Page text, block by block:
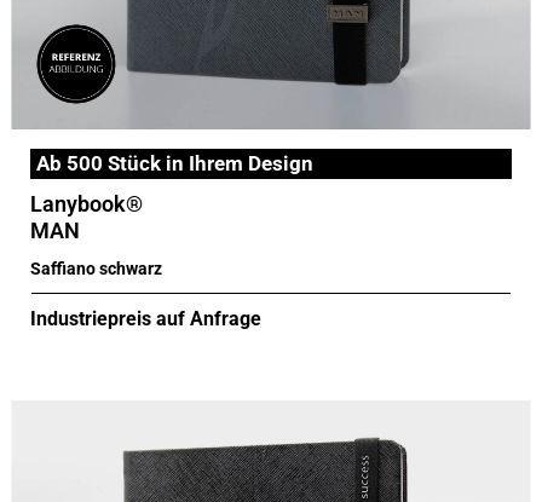
Ab 500 Stück in Ihrem Design
Lanybook®
MAN
Saffiano schwarz
Industriepreis auf Anfrage